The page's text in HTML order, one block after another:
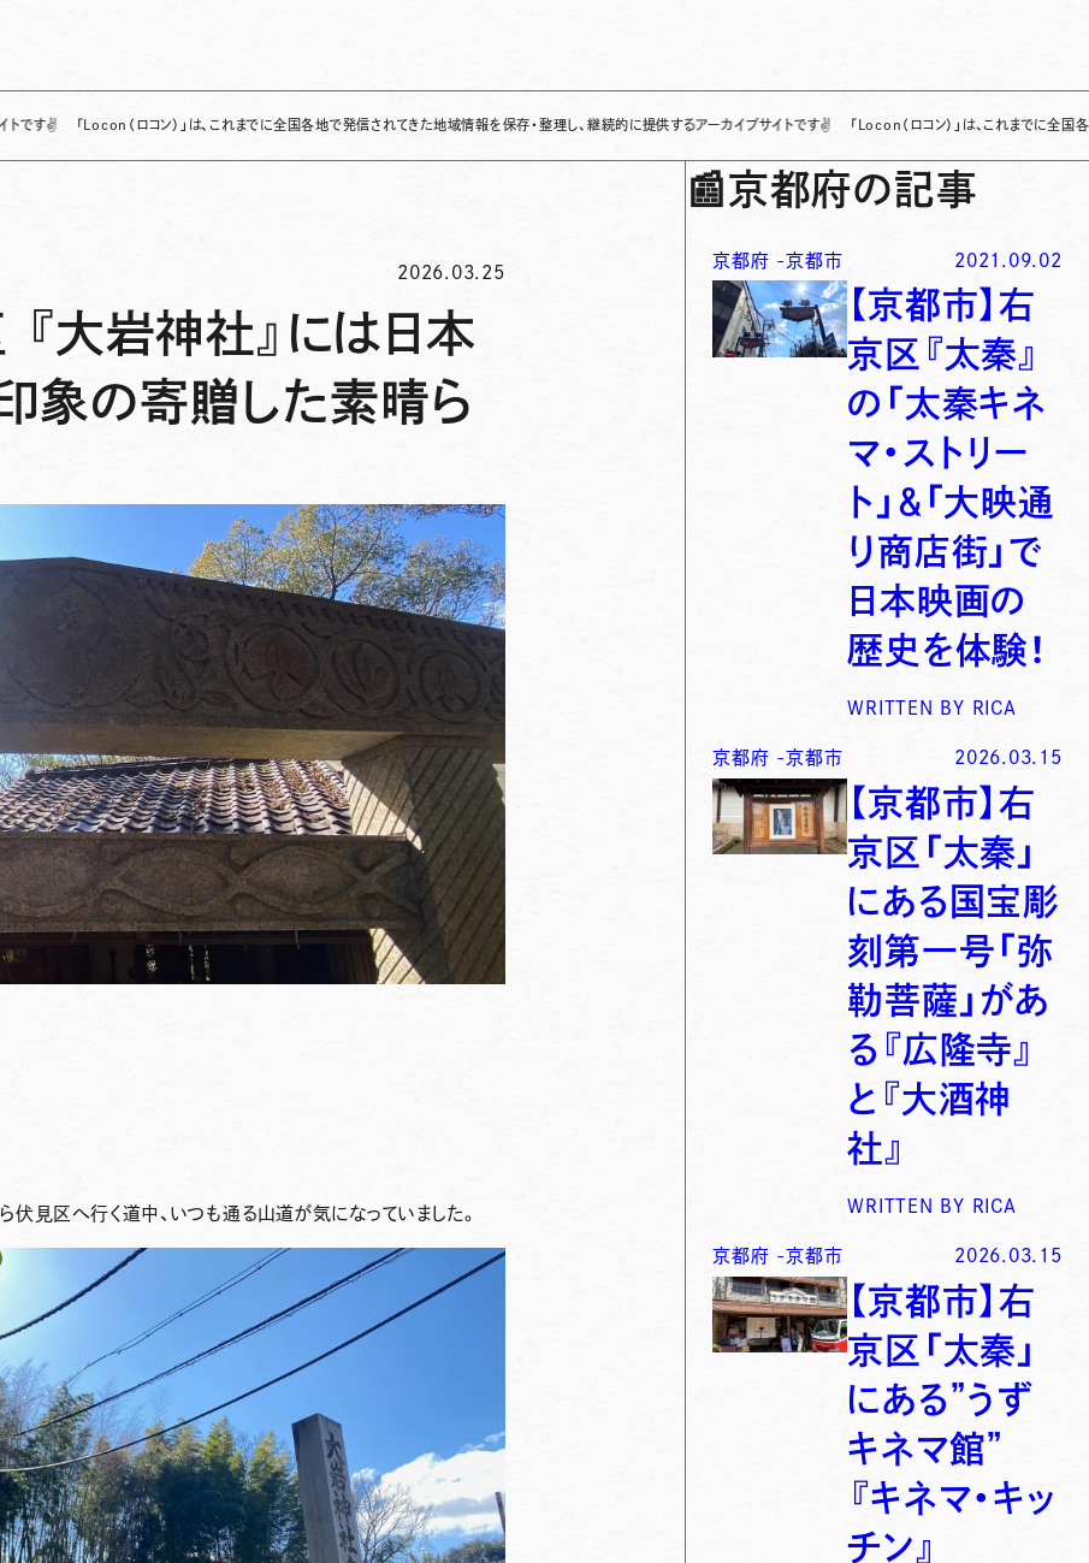
Locon（ロコン）」は、これまでに全国各地で発信されてきた地域情報を保存・整理し、継続的に提供するアーカイブサイトです✌ 「Locon（ロコン）」は、これまでに全国各地で発信
2026.03.25
『大岩神社』には日本
象の寄贈した素晴ら
見区へ行く道中、いつも通る山道が気になっていました。
📰京都府の記事
京都府 -京都市 2021.09.02
【京都市】右
京区『太秦』
の「太秦キネ
マ・ストリー
ト」＆「大映通
り商店街」で
日本映画の
歴史を体験！
WRITTEN BY RICA
京都府 -京都市 2026.03.15
【京都市】右
京区「太秦」
にある国宝彫
刻第一号「弥
勒菩薩」があ
る『広隆寺』
と『大酒神
社』
WRITTEN BY RICA
京都府 -京都市 2026.03.15
【京都市】右
京区「太秦」
にある”うず
キネマ館”
『キネマ・キッ
チン』